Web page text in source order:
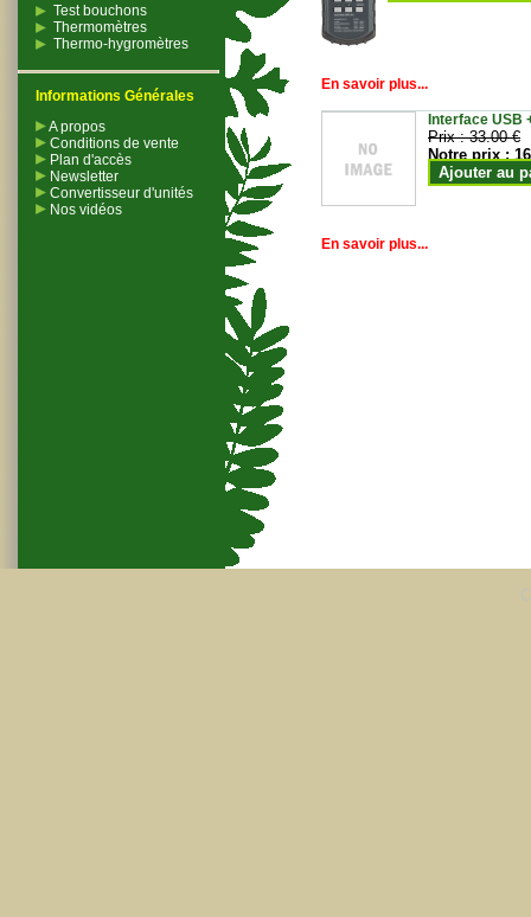
Test bouchons
Thermomètres
Thermo-hygromètres
Informations Générales
A propos
Conditions de vente
Plan d'accès
Newsletter
Convertisseur d'unités
Nos vidéos
En savoir plus...
Interface USB
Prix :33.00 €
Notre prix :
Ajouter au
En savoir plus...